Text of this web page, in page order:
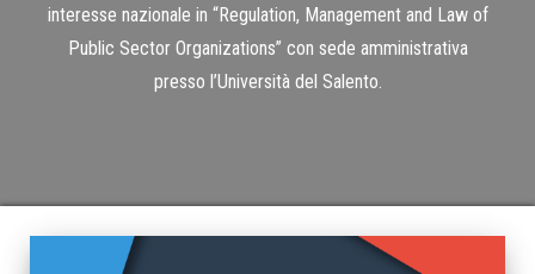
interesse nazionale in “Regulation, Management and Law of
Public Sector Organizations” con sede amministrativa
presso l’Università del Salento.